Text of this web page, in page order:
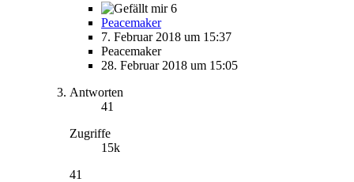
6
Peacemaker
7. Februar 2018 um 15:37
Peacemaker
28. Februar 2018 um 15:05
Antworten
41
Zugriffe
15k
41